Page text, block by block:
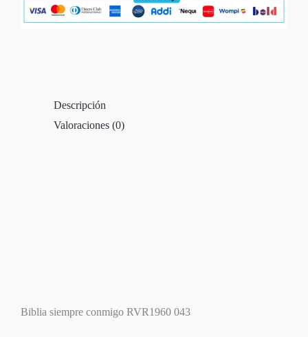
Descripción
Valoraciones (0)
Biblia siempre conmigo RVR1960 043